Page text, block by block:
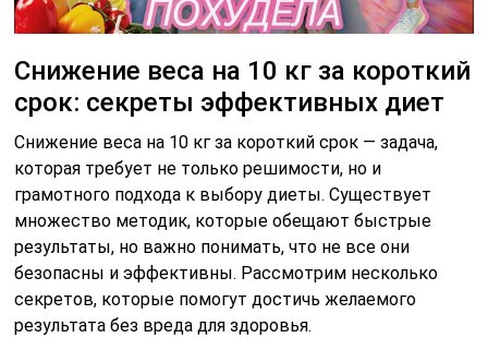
Снижение веса на 10 кг за короткий
срок: секреты эффективных диет
Снижение веса на 10 кг за короткий срок — задача,
которая требует не только решимости, но и
грамотного подхода к выбору диеты. Существует
множество методик, которые обещают быстрые
результаты, но важно понимать, что не все они
безопасны и эффективны. Рассмотрим несколько
секретов, которые помогут достичь желаемого
результата без вреда для здоровья.